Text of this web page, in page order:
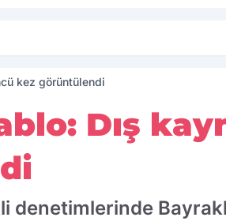
kez görüntülendi
Dış